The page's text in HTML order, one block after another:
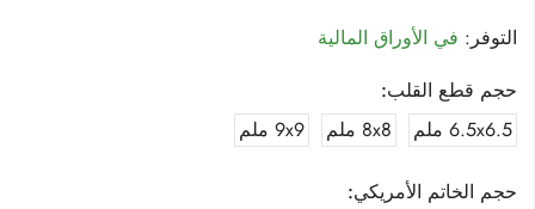
التوفر: في الأوراق المالية
حجم قطع القلب:
6.5x6.5 ملم
8x8 ملم 9x9 ملم
حجم الخاتم الأمريكي: